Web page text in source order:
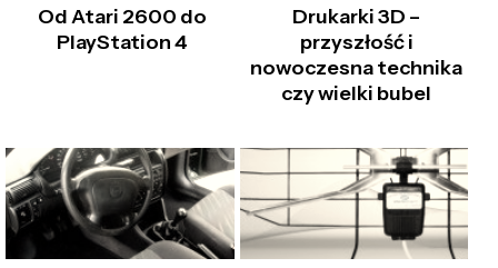
Od Atari 2600 do
PlayStation 4
Drukarki 3D –
przyszłość i
nowoczesna technika
czy wielki bubel